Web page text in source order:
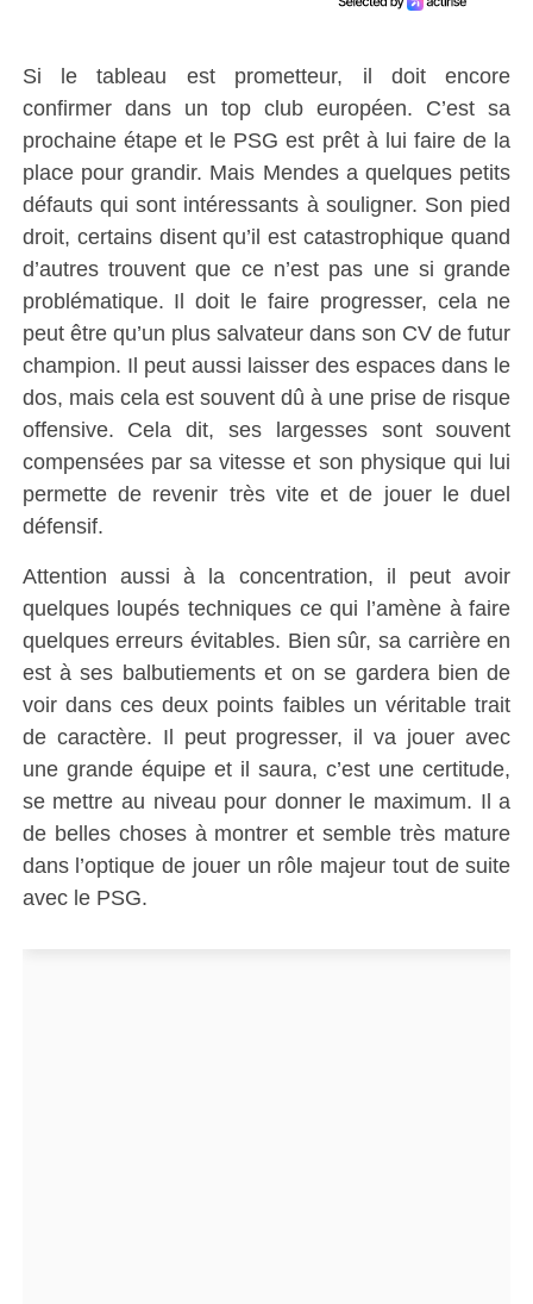
Si le tableau est prometteur, il doit encore
confirmer dans un top club européen. C’est sa
prochaine étape et le PSG est prêt à lui faire de la
place pour grandir. Mais Mendes a quelques petits
défauts qui sont intéressants à souligner. Son pied
droit, certains disent qu’il est catastrophique quand
d’autres trouvent que ce n’est pas une si grande
problématique. Il doit le faire progresser, cela ne
peut être qu’un plus salvateur dans son CV de futur
champion. Il peut aussi laisser des espaces dans le
dos, mais cela est souvent dû à une prise de risque
offensive. Cela dit, ses largesses sont souvent
compensées par sa vitesse et son physique qui lui
permette de revenir très vite et de jouer le duel
défensif.
Attention aussi à la concentration, il peut avoir
quelques loupés techniques ce qui l’amène à faire
quelques erreurs évitables. Bien sûr, sa carrière en
est à ses balbutiements et on se gardera bien de
voir dans ces deux points faibles un véritable trait
de caractère. Il peut progresser, il va jouer avec
une grande équipe et il saura, c’est une certitude,
se mettre au niveau pour donner le maximum. Il a
de belles choses à montrer et semble très mature
dans l’optique de jouer un rôle majeur tout de suite
avec le PSG.